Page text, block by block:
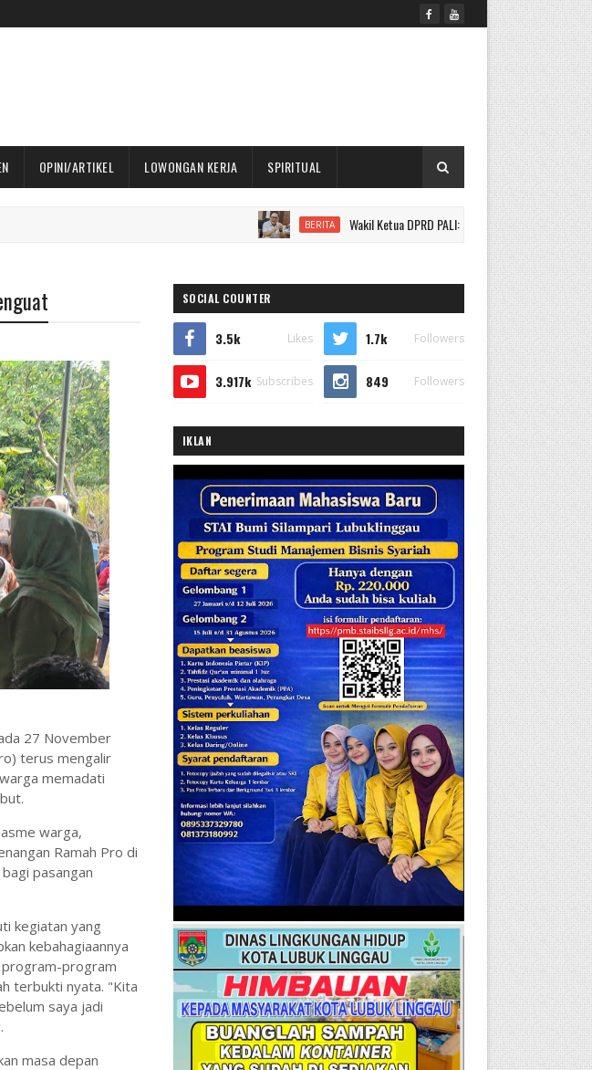
OPINI/ARTIKEL LOWONGAN KERJA SPIRITUAL
BERITA Wakil Ketua DPRD PALI: PKS PT Aburahmi Tak Boleh
27 November
terus mengalir
memadati
warga,
Ramah Pro di
pasangan
kegiatan yang
kebahagiaannya
program-program
terbukti nyata. "Kita
saya jadi
masa depan
SOCIAL COUNTER
3.5k Likes 1.7k Followers
3.917k Subscribes 849 Followers
IKLAN